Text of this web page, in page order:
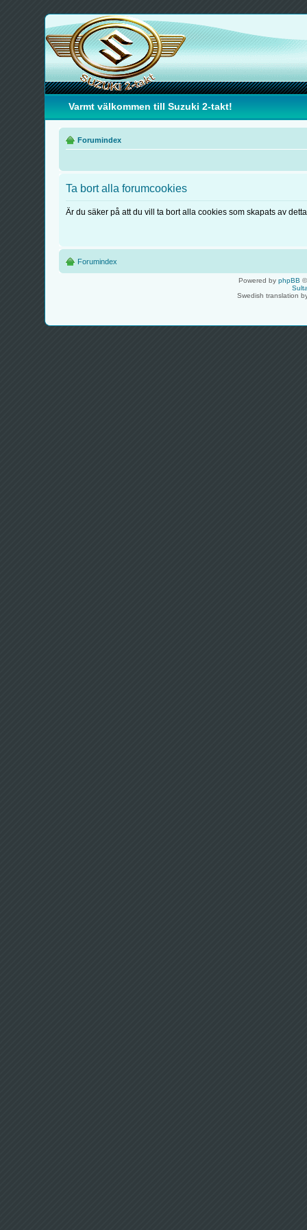
Varmt välkommen till Suzuki 2-takt!
Forumindex
Ta bort alla forumcookies
Är du säker på att du vill ta bort alla cookies som skapats av
Forumindex
Powered by phpBB
Swedish translation